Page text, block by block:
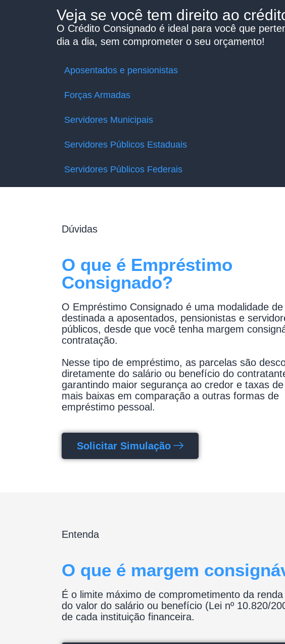
Veja se você tem direito ao
O Crédito Consignado é ideal para você que
dia a dia, sem comprometer o seu orçamento!
Aposentados e pensionistas
Forças Armadas
Servidores Municipais
Servidores Públicos Estaduais
Servidores Públicos Federais
Dúvidas
O que é Empréstimo
Consignado?
O Empréstimo Consignado é uma modalidade
destinada a aposentados, pensionistas e
públicos, desde que você tenha margem
contratação.
Nesse tipo de empréstimo, as parcelas são
diretamente do salário ou benefício do
garantindo maior segurança ao credor e taxas
mais baixas em comparação a outras formas de
empréstimo pessoal.
Solicitar Simulação
Entenda
O que é margem
É o limite máximo de comprometimento da
do valor do salário ou benefício (Lei nº 10.820/
de cada instituição financeira.